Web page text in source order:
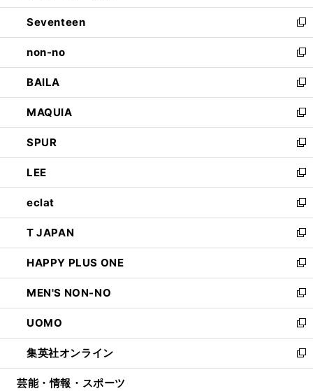
開
く
ウ
で
開
く
ン
ド
ウ
で
開
く
Seventeen
新
し
い
ウ
ィ
ン
ド
ウ
で
開
く
non-no
新
し
い
ウ
ィ
ン
ド
ウ
で
開
く
BAILA
新
し
い
ウ
ィ
ン
ド
ウ
で
開
く
MAQUIA
新
し
い
ウ
ィ
ン
ド
ウ
で
開
く
SPUR
新
し
い
ウ
ィ
ン
ド
ウ
で
開
く
LEE
新
し
い
ウ
ィ
ン
ド
ウ
で
開
く
eclat
新
し
い
ウ
ィ
ン
ド
ウ
で
開
く
T JAPAN
新
し
い
ウ
ィ
ン
ド
ウ
で
開
HAPPY PLUS ONE
新
し
い
ウ
ィ
ン
ド
ウ
MEN'S NON-NO
新
し
い
ウ
ィ
ン
UOMO
新
し
い
ウ
集英社オンライン
新
し
芸能・情報・スポーツ